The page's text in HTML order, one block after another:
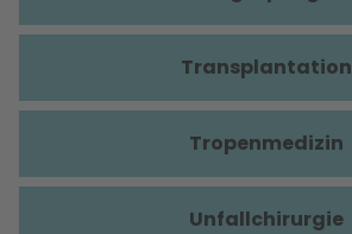
Transplantation
Tropenmedizin
Unfallchirurgie